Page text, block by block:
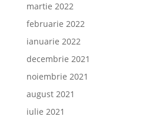
martie 2022
februarie 2022
ianuarie 2022
decembrie 2021
noiembrie 2021
august 2021
iulie 2021